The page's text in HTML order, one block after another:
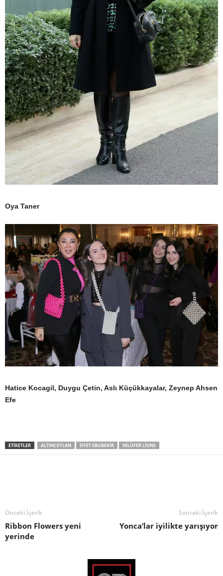
Oya Taner
Hatice Kocagil, Duygu Çetin, Aslı Küçükkayalar, Zeynep Ahsen
Efe
ETIKETLER ALTINCEYLAN İFFET EBUBEKIR NILÜFER LIONS
Önceki İçerik
Ribbon Flowers yeni
yerinde
Sonraki İçerik
Yonca’lar iyilikte yarışıyor